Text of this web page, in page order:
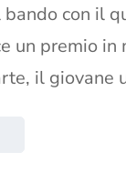
con il
un premio
il giovane